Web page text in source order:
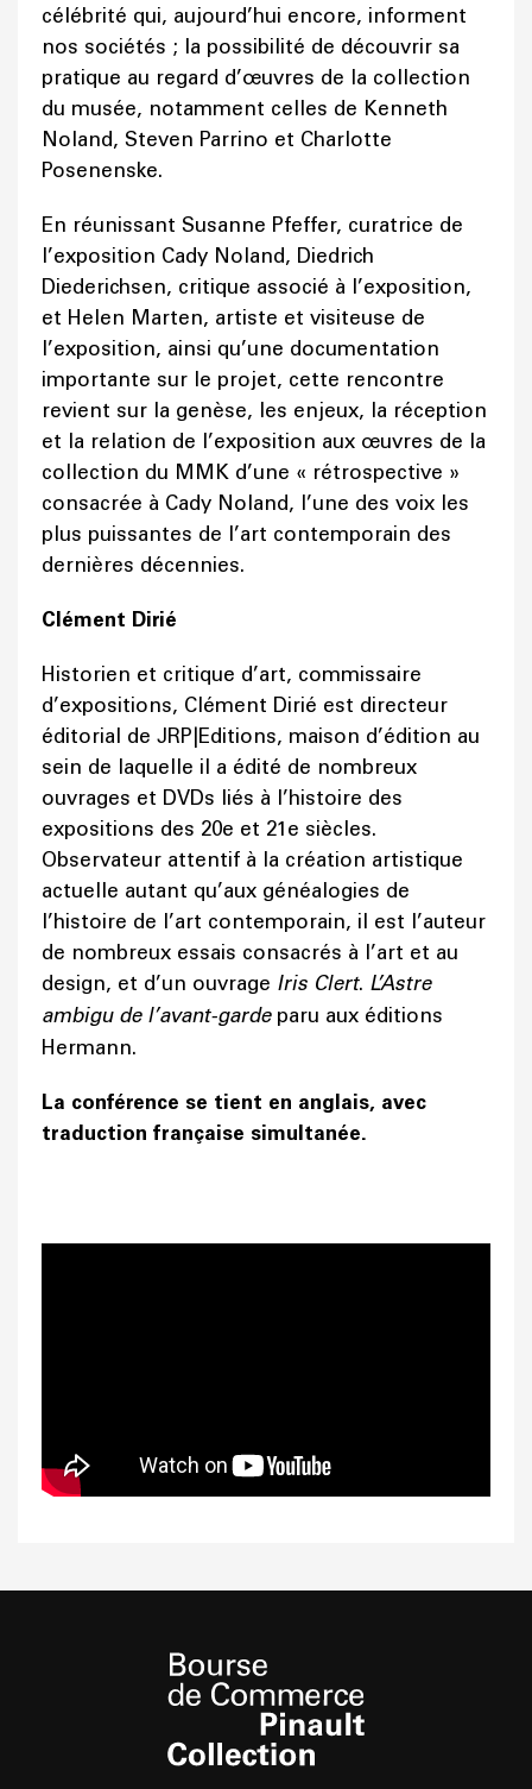
célébrité qui, aujourd’hui encore, informent
nos sociétés ; la possibilité de découvrir sa
pratique au regard d’œuvres de la collection
du musée, notamment celles de Kenneth
Noland, Steven Parrino et Charlotte
Posenenske.
En réunissant Susanne Pfeffer, curatrice de
l’exposition Cady Noland, Diedrich
Diederichsen, critique associé à l’exposition,
et Helen Marten, artiste et visiteuse de
l’exposition, ainsi qu’une documentation
importante sur le projet, cette rencontre
revient sur la genèse, les enjeux, la réception
et la relation de l’exposition aux œuvres de la
collection du MMK d’une « rétrospective »
consacrée à Cady Noland, l’une des voix les
plus puissantes de l’art contemporain des
dernières décennies.
Clément Dirié
Historien et critique d’art, commissaire
d’expositions, Clément Dirié est directeur
éditorial de JRP|Editions, maison d’édition au
sein de laquelle il a édité de nombreux
ouvrages et DVDs liés à l’histoire des
expositions des 20e et 21e siècles.
Observateur attentif à la création artistique
actuelle autant qu’aux généalogies de
l’histoire de l’art contemporain, il est l’auteur
de nombreux essais consacrés à l’art et au
design, et d’un ouvrage Iris Clert. L’Astre
ambigu de l’avant-gardeparu aux éditions
Hermann.
La conférence se tient en anglais, avec
traduction française simultanée.